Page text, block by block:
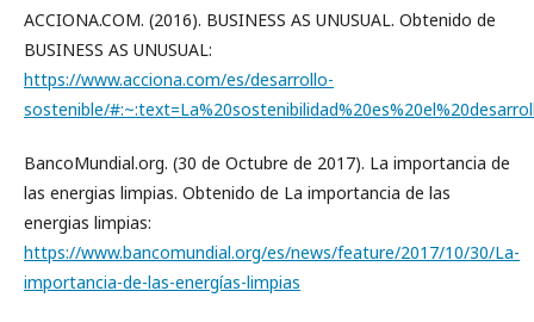
ACCIONA.COM. (2016). BUSINESS AS UNUSUAL. Obtenido de
BUSINESS AS UNUSUAL:
https://www.acciona.com/es/desarrollo-
sostenible/
BancoMundial.org. (30 de Octubre de 2017). La importancia de
las energias limpias. Obtenido de La importancia de las
energias limpias:
https://www.bancomundial.org/es/news/feature/2017/10/30/La-
importancia-de-las-energías-limpias